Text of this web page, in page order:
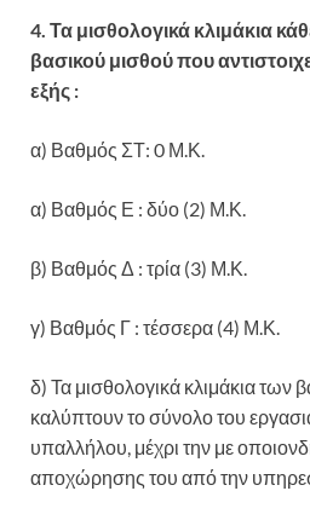
4. Τα μισθολογικά κλιμάκια
βασικού μισθού που
εξής :
α) Βαθμός ΣΤ: 0 Μ.Κ.
α) Βαθμός Ε : δύο (2) Μ.Κ.
β) Βαθμός Δ : τρία (3) Μ.Κ.
γ) Βαθμός Γ : τέσσερα (4) Μ.Κ.
δ) Τα μισθολογικά κλιμάκια των
καλύπτουν το σύνολο του
υπαλλήλου, μέχρι την με
αποχώρησης του από την